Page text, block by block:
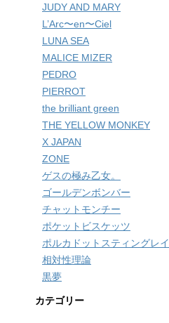
JUDY AND MARY
L’Arc〜en〜Ciel
LUNA SEA
MALICE MIZER
PEDRO
PIERROT
the brilliant green
THE YELLOW MONKEY
X JAPAN
ZONE
ゲスの極み乙女。
ゴールデンボンバー
チャットモンチー
ポケットビスケッツ
ポルカドットスティングレイ
相対性理論
黒夢
カテゴリー